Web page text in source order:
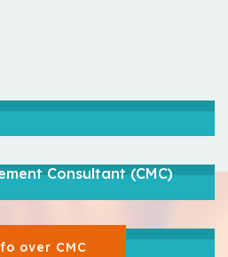
Consultant (CMC)
over CMC